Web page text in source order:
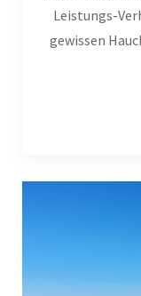
Leistungs-
gewissen